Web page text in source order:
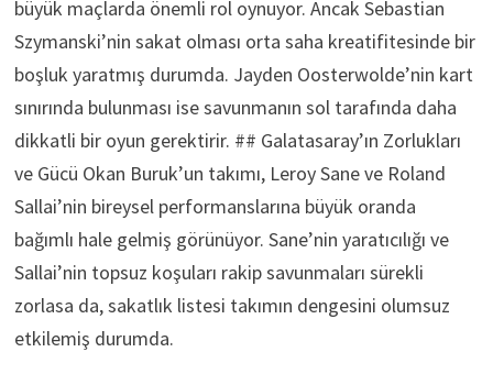
büyük maçlarda önemli rol oynuyor. Ancak Sebastian
Szymanski’nin sakat olması orta saha kreatifitesinde bir
boşluk yaratmış durumda. Jayden Oosterwolde’nin kart
sınırında bulunması ise savunmanın sol tarafında daha
dikkatli bir oyun gerektirir. ## Galatasaray’ın Zorlukları
ve Gücü Okan Buruk’un takımı, Leroy Sane ve Roland
Sallai’nin bireysel performanslarına büyük oranda
bağımlı hale gelmiş görünüyor. Sane’nin yaratıcılığı ve
Sallai’nin topsuz koşuları rakip savunmaları sürekli
zorlasa da, sakatlık listesi takımın dengesini olumsuz
etkilemiş durumda.